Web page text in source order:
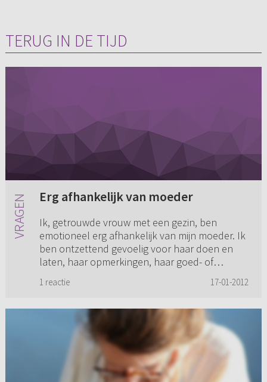
TERUG IN DE TIJD
Erg afhankelijk van moeder
Ik, getrouwde vrouw met een gezin, ben
emotioneel erg afhankelijk van mijn moeder. Ik
ben ontzettend gevoelig voor haar doen en
laten, haar opmerkingen, haar goed- of
1 reactie 17-01-2012